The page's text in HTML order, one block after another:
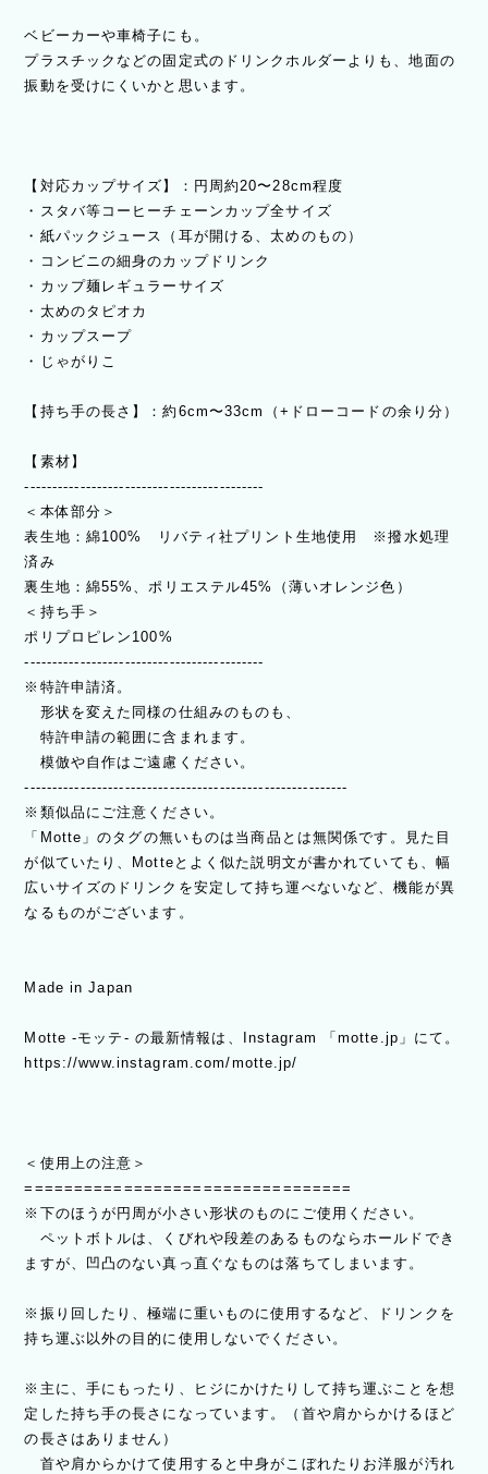
ベビーカーや車椅子にも。
プラスチックなどの固定式のドリンクホルダーよりも、地面の
振動を受けにくいかと思います。
【対応カップサイズ】：円周約20〜28cm程度
・スタバ等コーヒーチェーンカップ全サイズ
・紙パックジュース（耳が開ける、太めのもの）
・コンビニの細身のカップドリンク
・カップ麺レギュラーサイズ
・太めのタピオカ
・カップスープ
・じゃがりこ
【持ち手の長さ】：約6cm〜33cm（+ドローコードの余り分）
【素材】
-------------------------------------------
＜本体部分＞
表生地：綿100% リバティ社プリント生地使用 ※撥水処理
済み
裏生地：綿55%、ポリエステル45%（薄いオレンジ色）
＜持ち手＞
ポリプロピレン100%
-------------------------------------------
※特許申請済。
形状を変えた同様の仕組みのものも、
特許申請の範囲に含まれます。
模倣や自作はご遠慮ください。
----------------------------------------------------------
※類似品にご注意ください。
「Motte」のタグの無いものは当商品とは無関係です。見た目
が似ていたり、Motteとよく似た説明文が書かれていても、幅
広いサイズのドリンクを安定して持ち運べないなど、機能が異
なるものがございます。
Made in Japan
Motte -モッテ- の最新情報は、Instagram 「motte.jp」にて。
https://www.instagram.com/motte.jp/
＜使用上の注意＞
=================================
※下のほうが円周が小さい形状のものにご使用ください。
ペットボトルは、くびれや段差のあるものならホールドでき
ますが、凹凸のない真っ直ぐなものは落ちてしまいます。
※振り回したり、極端に重いものに使用するなど、ドリンクを
持ち運ぶ以外の目的に使用しないでください。
※主に、手にもったり、ヒジにかけたりして持ち運ぶことを想
定した持ち手の長さになっています。（首や肩からかけるほど
の長さはありません）
首や肩からかけて使用すると中身がこぼれたりお洋服が汚れ